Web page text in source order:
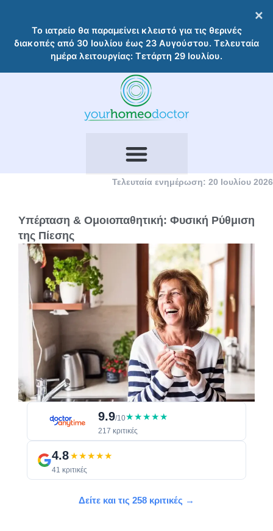
Το ιατρείο θα παραμείνει κλειστό για τις θερινές
διακοπές από 30 Ιουλίου έως 23 Αυγούστου. Τελευταία
ημέρα λειτουργίας: Τετάρτη 29 Ιουλίου.
×
περιεχόμενο
Τελευταία ενημέρωση: 20 Ιουλίου 2026
Υπέρταση & Ομοιοπαθητική: Φυσική Ρύθμιση
της Πίεσης
9.9/10★★★★★
217 κριτικές
4.8★★★★★
41 κριτικές
Δείτε και τις 258 κριτικές →